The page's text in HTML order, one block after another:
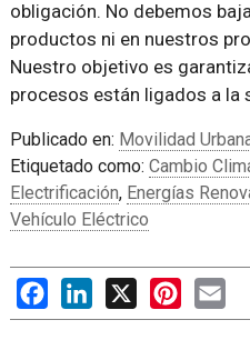
obligación. No debemos
productos ni en nuestros
Nuestro objetivo es
procesos están ligados a la
Publicado en: Movilidad
Etiquetado como: Cambio
Electrificación, Energías
Vehículo Eléctrico
FacebookLinkedIn
X Pinterest